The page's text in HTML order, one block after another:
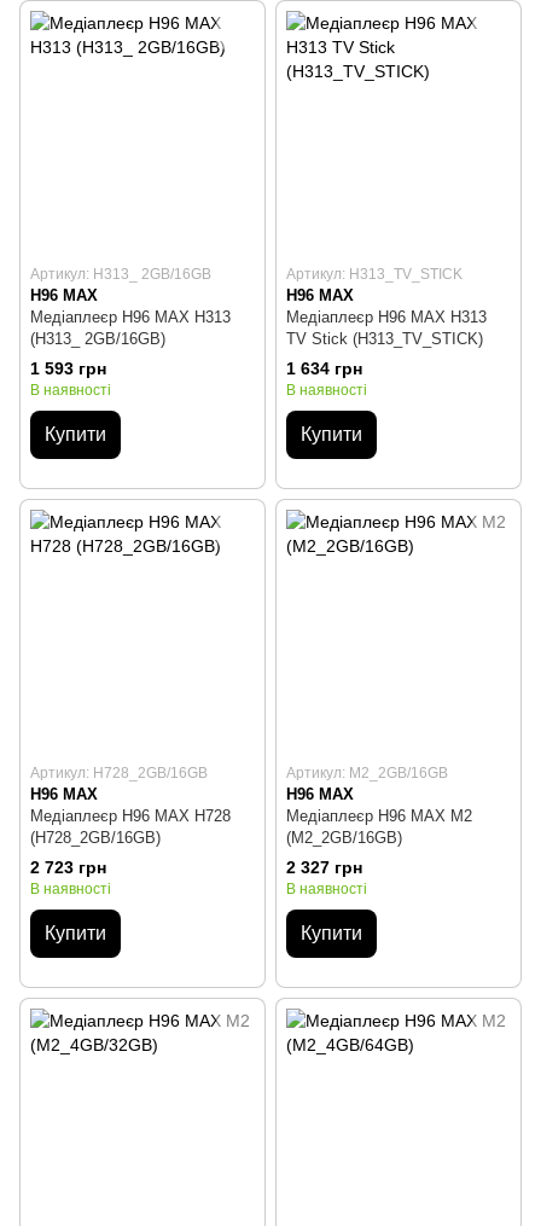
Артикул: H313_ 2GB/16GB
H96 MAX
Медіаплеєр H96 MAX H313
(H313_ 2GB/16GB)
1 593 грн
В наявності
Купити
Артикул: H313_TV_STICK
H96 MAX
Медіаплеєр H96 MAX H313
TV Stick (H313_TV_STICK)
1 634 грн
В наявності
Купити
Артикул: H728_2GB/16GB
H96 MAX
Медіаплеєр H96 MAX H728
(H728_2GB/16GB)
2 723 грн
В наявності
Купити
Артикул: M2_2GB/16GB
H96 MAX
Медіаплеєр H96 MAX M2
(M2_2GB/16GB)
2 327 грн
В наявності
Купити